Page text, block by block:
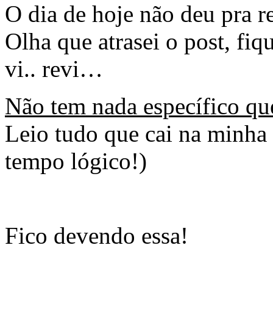
O dia de hoje não deu pra
Olha que atrasei o post,
vi.. revi…
Não tem nada específico
Leio tudo que cai na
tempo lógico!)
Fico devendo essa!